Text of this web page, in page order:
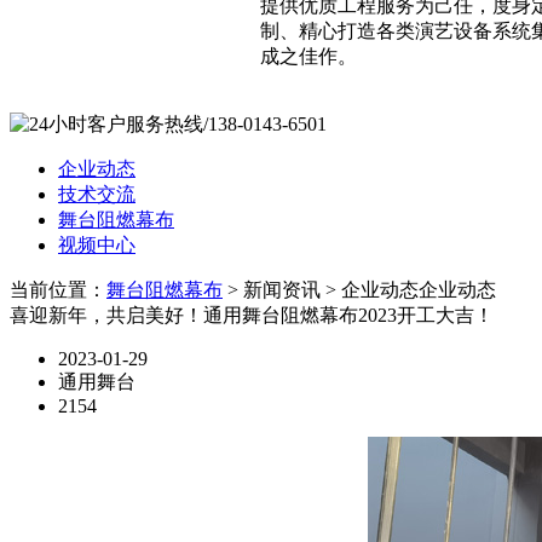
提供优质工程服务为己任，度身
制、精心打造各类演艺设备系统
成之佳作。
企业动态
技术交流
舞台阻燃幕布
视频中心
当前位置： 舞台阻燃幕布 > 新闻资讯 > 企业动态企业动态
喜迎新年，共启美好！通用舞台阻燃幕布2023开工大吉！
2023-01-29
通用舞台
2154